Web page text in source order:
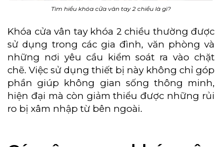
Tìm hiểu khóa cửa vân tay 2 chiều là gì?
Khóa cửa vân tay khóa 2 chiều thường được
sử dụng trong các gia đình, văn phòng và
những nơi yêu cầu kiểm soát ra vào chặt
chẽ. Việc sử dụng thiết bị này không chỉ góp
phần giúp không gian sống thông minh,
hiện đại mà còn giảm thiểu được những rủi
ro bị xâm nhập từ bên ngoài.